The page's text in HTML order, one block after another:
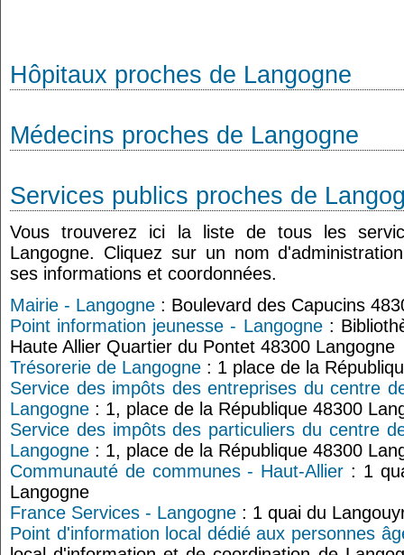
Hôpitaux proches de Langogne
Médecins proches de Langogne
Services publics proches de
Vous trouverez ici la liste de tous les
Langogne. Cliquez sur un nom
ses informations et coordonnées.
Mairie - Langogne : Boulevard des Capucins
Point information jeunesse - Langogne:
Haute Allier Quartier du Pontet 48300 Langogne
Trésorerie de Langogne : 1 place de la
Service des impôts des entreprises du centre
Langogne : 1, place de la République 48300
Service des impôts des particuliers du centre
Langogne : 1, place de la République 48300
Communauté de communes - Haut-Allier : 1
Langogne
France Services - Langogne : 1 quai du
Point d'information local dédié aux personnes